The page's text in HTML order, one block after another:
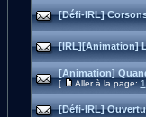
[Défi-IRL]
[IRL][Animation]
[Animation]
[ Aller à la page:1
[Défi-IRL]